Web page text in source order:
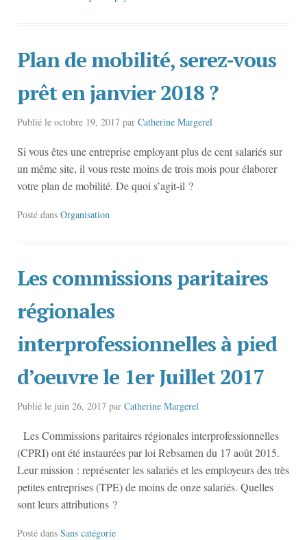
Plan de mobilité, serez-vous
prêt en janvier 2018 ?
Publié le octobre 19, 2017 par Catherine Margerel
Si vous êtes une entreprise employant plus de cent salariés sur
un même site, il vous reste moins de trois mois pour élaborer
votre plan de mobilité. De quoi s’agit-il ?
Posté dans Organisation
Les commissions paritaires
régionales
interprofessionnelles à pied
d’oeuvre le 1er Juillet 2017
Publié le juin 26, 2017 par Catherine Margerel
Les Commissions paritaires régionales interprofessionnelles
(CPRI) ont été instaurées par loi Rebsamen du 17 août 2015.
Leur mission : représenter les salariés et les employeurs des très
petites entreprises (TPE) de moins de onze salariés. Quelles
sont leurs attributions ?
Posté dans Sans catégorie